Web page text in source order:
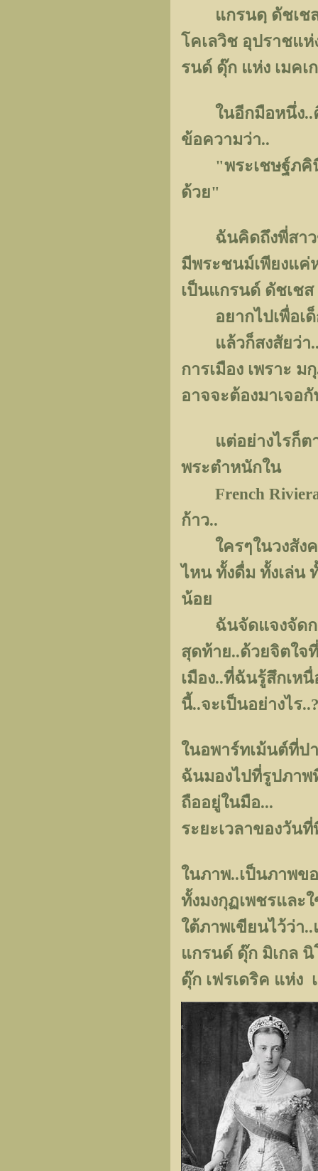
แกรนดฺ ดัชเชส
โคเลวิช อุปราชแห่
รนด์ ดุ๊ก แห่ง เมคเ
ในอีกมือหนึ่ง..คือ
ข้อความว่า..
"พระเชษฐ์ภคินีสิ้
ด้วย"
ฉันคิดถึงพี่สาวขึ้
มีพระชนม์เพียงแค่
เป็นแกรนด์ ดัชเช
อยากไปเพื่อเด็
แล้วก็สงสัยว่า..ฝ
การเมือง เพราะ
อาจจะต้องมาเจอ
แต่อย่างไรก็ตา
พระตำหนักใน
French Riviera
ก้าว..
ใครๆในวงสังค
ไหน ทั้งดื่ม ทั้งเล่น
น้อย
ฉันจัดแจงจัดกระ
สุดท้าย..ด้วยจิตใจ
เมือง..ที่ฉันรู้สึกเห
นี้..จะเป็นอย่างไร
ในอพาร์ทเม้นต์ที่ป
ฉันมองไปที่รูปภาพ
ถืออยู่ในมือ...
ระยะเวลาของวัน
ในภาพ..เป็นภาพข
ทั้งมงกุฏเพชรและ
ใต้ภาพเขียนไว้ว่า
แกรนด์ ดุ๊ก มิเกล
ดุ๊ก เฟรเดริค แห่ง